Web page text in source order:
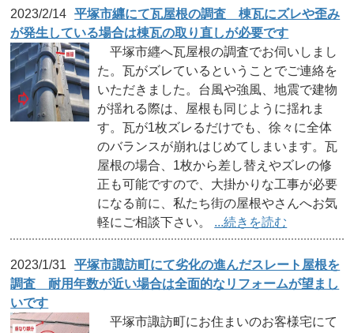
2023/2/14
平塚市纒にて瓦屋根の調査 棟瓦にズレや歪み
が発生している場合は棟瓦の取り直しが必要です
平塚市纒へ瓦屋根の調査でお伺いしまし
た。瓦がズレているということでご連絡を
いただきました。台風や強風、地震で建物
が揺れる際は、屋根も同じように揺れま
す。瓦が1枚ズレるだけでも、徐々に全体
のバランスが崩れはじめてしまいます。瓦
屋根の場合、1枚から差し替えやズレの修
正も可能ですので、大掛かりな工事が必要
になる前に、私たち街の屋根やさんへお気
軽にご相談下さい。 ...続きを読む
2023/1/31
平塚市諏訪町にて劣化の進んだスレート屋根を
調査 耐用年数が近い場合は全面的なリフォームが望まし
いです
平塚市諏訪町にお住まいのお客様宅にて